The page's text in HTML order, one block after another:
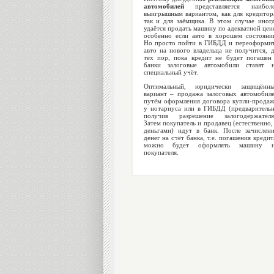
автомобилейпредставляется
выигрышным вариантом, как для
так и для заёмщика. В этом случае
удаётся продать машину по адекватной
особенно если авто в хорошем
Но просто пойти в ГИБДД и
авто на нового владельца не получится,
тех пор, пока кредит не будет
банки залоговые автомобили ставят
специальный учёт.
Оптимальный, юридически
вариант – продажа залоговых
путём оформления договора купли-
у нотариуса или в ГИБДД
получив разрешение
Затем покупатель и продавец (естественно,
деньгами) идут в банк. После
денег на счёт банка, т.е. погашения
можно будет оформлять машину
покупателя.